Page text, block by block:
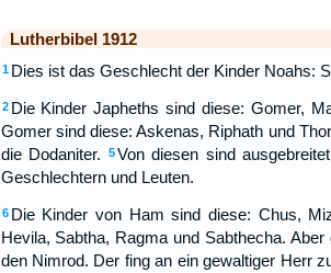
Lutherbibel 1912
1 Dies ist das Geschlecht der Kinder Noahs:
2 Die Kinder Japheths sind diese: Gomer,
Gomer sind diese: Askenas, Riphath und
die Dodaniter.
5Von diesen sind
Geschlechtern und Leuten.
6 Die Kinder von Ham sind diese: Chus,
Hevila, Sabtha, Ragma und Sabthecha.
den Nimrod. Der fing an ein gewaltiger Herr